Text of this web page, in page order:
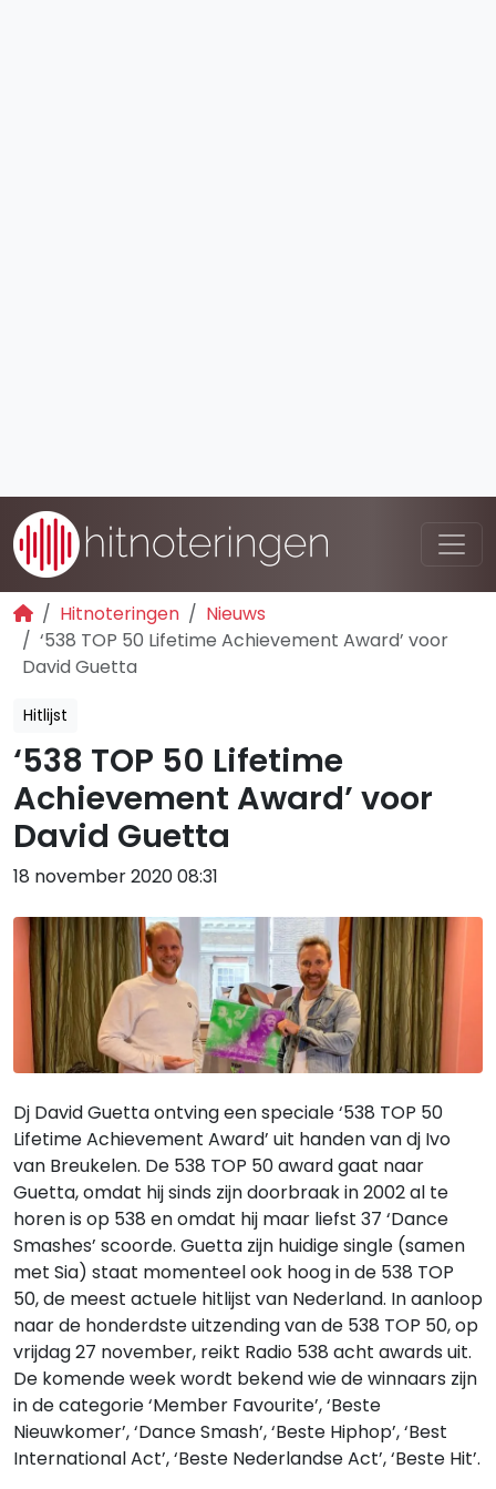
Hitnoteringen
Nieuws
‘538 TOP 50 Lifetime Achievement Award’ voor
David Guetta
Hitlijst
‘538 TOP 50 Lifetime
Achievement Award’ voor
David Guetta
18 november 2020 08:31
Dj David Guetta ontving een speciale ‘538 TOP 50
Lifetime Achievement Award’ uit handen van dj Ivo
van Breukelen. De 538 TOP 50 award gaat naar
Guetta, omdat hij sinds zijn doorbraak in 2002 al te
horen is op 538 en omdat hij maar liefst 37 ‘Dance
Smashes’ scoorde. Guetta zijn huidige single (samen
met Sia) staat momenteel ook hoog in de 538 TOP
50, de meest actuele hitlijst van Nederland. In aanloop
naar de honderdste uitzending van de 538 TOP 50, op
vrijdag 27 november, reikt Radio 538 acht awards uit.
De komende week wordt bekend wie de winnaars zijn
in de categorie ‘Member Favourite’, ‘Beste
Nieuwkomer’, ‘Dance Smash’, ‘Beste Hiphop’, ‘Best
International Act’, ‘Beste Nederlandse Act’, ‘Beste Hit’.